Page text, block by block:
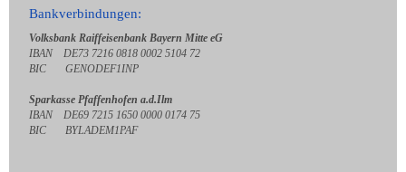
Bankverbindungen:
Volksbank Raiffeisenbank Bayern Mitte eG
IBAN DE73 7216 0818 0002 5104 72
BIC GENODEF1INP
Sparkasse Pfaffenhofen a.d.Ilm
IBAN DE69 7215 1650 0000 0174 75
BIC BYLADEM1PAF